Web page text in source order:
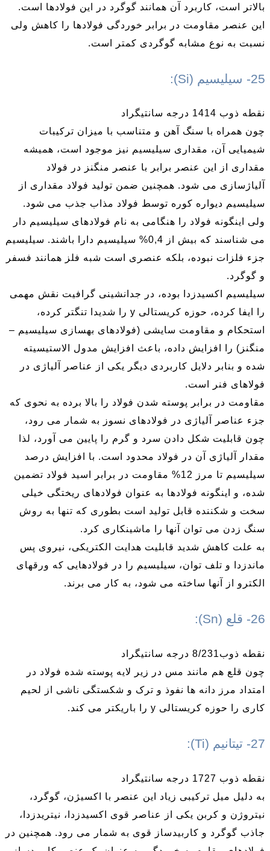
بالاتر است، کاربرد آن همانند گوگرد در این فولادها است.
این عنصر مقاومت در برابر خوردگی فولادها را کاهش ولی
نسبت به نوع مشابه گوگردی کمتر است.
25- سیلیسیم (Si):
نقطه ذوب 1414 درجه سانتیگراد
چون همراه با سنگ آهن و متناسب با میزان ترکیبات
شیمیایی آن، مقداری سیلیسیم نیز موجود است، همیشه
مقداری از این عنصر برابر با عنصر منگنز در فولاد
آلیاژسازی می شود. همچنین ضمن تولید فولاد مقداری از
سیلیسیم دیواره کوره توسط فولاد مذاب جذب می شود.
ولی اینگونه فولاد را هنگامی به نام فولادهای سیلیسیم دار
می شناسند که بیش از 0,4% سیلیسیم دارا باشند. سیلیسیم
جزء فلزات نبوده، بلکه عنصری است شبه فلز همانند فسفر
و گوگرد.
سیلیسیم اکسیدزدا بوده، در جدانشینی گرافیت نقش مهمی
را ایفا کرده، حوزه کریستالی y را شدیدا تنگتر کرده،
استحکام و مقاومت سایشی (فولادهای بهسازی سیلیسیم –
منگنز) را افزایش داده، باعث افزایش مدول الاستیسیته
شده و بنابر دلایل کاربردی دیگر یکی از عناصر آلیاژی در
فولاهای فنر است.
مقاومت در برابر پوسته شدن فولاد را بالا برده به نحوی که
جزء عناصر آلیاژی در فولادهای نسوز به شمار می رود،
چون قابلیت شکل دادن سرد و گرم را پایین می آورد، لذا
مقدار آلیاژی آن در فولاد محدود است. با افزایش درصد
سیلیسیم تا مرز 12% مقاومت در برابر اسید فولاد تضمین
شده، و اینگونه فولادها به عنوان فولادهای ریختگی خیلی
سخت و شکننده قابل تولید است بطوری که تنها به روش
سنگ زدن می توان آنها را ماشینکاری کرد.
به علت کاهش شدید قابلیت هدایت الکتریکی، نیروی پس
ماندزدا و تلف توان، سیلیسیم را در فولادهایی که ورقهای
الکترو از آنها ساخته می شود، به کار می برند.
26- قلع (Sn):
نقطه ذوب8/231 درجه سانتیگراد
چون قلع هم مانند مس در زیر لایه پوسته شده فولاد در
امتداد مرز دانه ها نفوذ و ترک و شکستگی ناشی از لحیم
کاری را حوزه کریستالی y را باریکتر می کند.
27- تیتانیم (Ti):
نقطه ذوب 1727 درجه سانتیگراد
به دلیل میل ترکیبی زیاد این عنصر با اکسیژن، گوگرد،
نیتروژن و کربن یکی از عناصر قوی اکسیدزدا، نیتریدزدا،
جاذب گوگرد و کاربیدساز قوی به شمار می رود. همچنین در